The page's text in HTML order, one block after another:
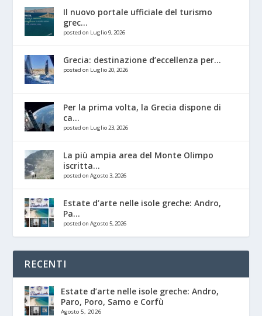
Il nuovo portale ufficiale del turismo
grec...
posted on Luglio 9, 2026
Grecia: destinazione d’eccellenza per...
posted on Luglio 20, 2026
Per la prima volta, la Grecia dispone di
ca...
posted on Luglio 23, 2026
La più ampia area del Monte Olimpo
iscritta...
posted on Agosto 3, 2026
Estate d’arte nelle isole greche: Andro,
Pa...
posted on Agosto 5, 2026
RECENTI
Estate d’arte nelle isole greche: Andro,
Paro, Poro, Samo e Corfù
Agosto 5, 2026